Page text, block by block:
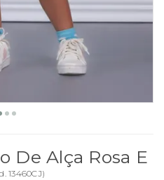
De Alça Rosa E
13460CJ)